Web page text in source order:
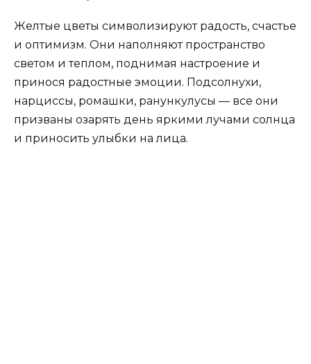
Желтые цветы символизируют радость, счастье
и оптимизм. Они наполняют пространство
светом и теплом, поднимая настроение и
принося радостные эмоции. Подсолнухи,
нарциссы, ромашки, ранункулусы — все они
призваны озарять день яркими лучами солнца
и приносить улыбки на лица.